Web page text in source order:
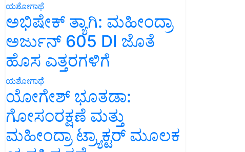
ಯಶೋಗಾಥೆ
ಅಭಿಷೇಕ್ ತ್ಯಾಗಿ: ಮಹೀಂದ್ರಾ
ಅರ್ಜುನ್ 605 DI ಜೊತೆ
ಹೊಸ ಎತ್ತರಗಳಿಗೆ
ಯಶೋಗಾಥೆ
ಯೋಗೇಶ್ ಭೂತಡಾ:
ಗೋಸಂರಕ್ಷಣೆ ಮತ್ತು
ಮಹೀಂದ್ರಾ ಟ್ರ್ಯಾಕ್ಟರ್ ಮೂಲಕ